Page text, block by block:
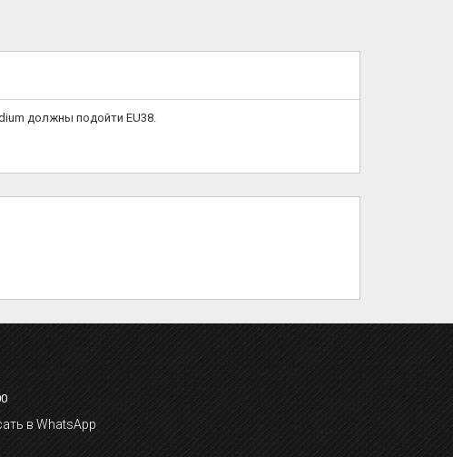
должны подойти EU38.